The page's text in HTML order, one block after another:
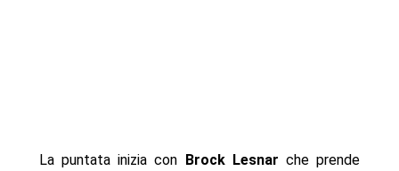
La puntata inizia con Brock Lesnar che prende